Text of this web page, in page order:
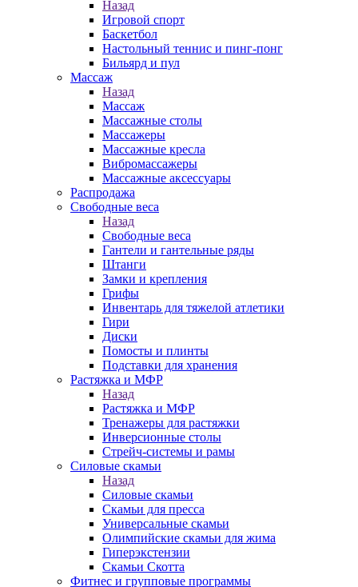
Назад
Игровой спорт
Баскетбол
Настольный теннис и пинг-понг
Бильярд и пул
Массаж
Назад
Массаж
Массажные столы
Массажеры
Массажные кресла
Вибромассажеры
Массажные аксессуары
Распродажа
Свободные веса
Назад
Свободные веса
Гантели и гантельные ряды
Штанги
Замки и крепления
Грифы
Инвентарь для тяжелой атлетики
Гири
Диски
Помосты и плинты
Подставки для хранения
Растяжка и МФР
Назад
Растяжка и МФР
Тренажеры для растяжки
Инверсионные столы
Стрейч-системы и рамы
Силовые скамьи
Назад
Силовые скамьи
Скамьи для пресса
Универсальные скамьи
Олимпийские скамьи для жима
Гиперэкстензии
Скамьи Скотта
Фитнес и групповые программы